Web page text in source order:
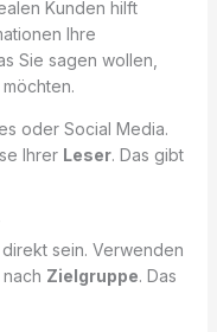
Kunden hilft
Ihre
Sie sagen wollen,
oder Social Media.
Ihrer Leser. Das gibt
sein. Verwenden
nach Zielgruppe. Das